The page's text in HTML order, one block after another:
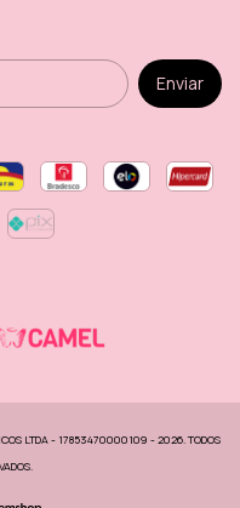
LTDA - 17853470000109 - 2026. TODOS